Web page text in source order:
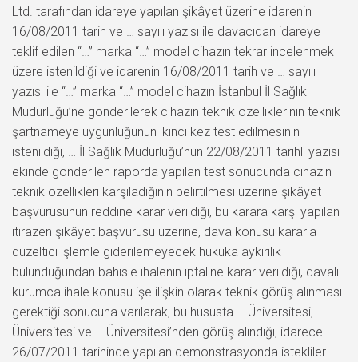
Ltd. tarafından idareye yapılan şikâyet üzerine idarenin
16/08/2011 tarih ve … sayılı yazısı ile davacıdan idareye
teklif edilen “…” marka “…” model cihazın tekrar incelenmek
üzere istenildiği ve idarenin 16/08/2011 tarih ve … sayılı
yazısı ile “…” marka ‘‘…” model cihazın İstanbul İl Sağlık
Müdürlüğü’ne gönderilerek cihazın teknik özelliklerinin teknik
şartnameye uygunluğunun ikinci kez test edilmesinin
istenildiği, … İl Sağlık Müdürlüğü’nün 22/08/2011 tarihli yazısı
ekinde gönderilen raporda yapılan test sonucunda cihazın
teknik özellikleri karşıladığının belirtilmesi üzerine şikâyet
başvurusunun reddine karar verildiği, bu karara karşı yapılan
itirazen şikâyet başvurusu üzerine, dava konusu kararla
düzeltici işlemle giderilemeyecek hukuka aykırılık
bulunduğundan bahisle ihalenin iptaline karar verildiği, davalı
kurumca ihale konusu işe ilişkin olarak teknik görüş alınması
gerektiği sonucuna varılarak, bu hususta … Üniversitesi, …
Üniversitesi ve … Üniversitesi’nden görüş alındığı, idarece
26/07/2011 tarihinde yapılan demonstrasyonda istekliler